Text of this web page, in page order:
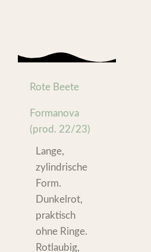
Rote Beete
Formanova
(prod. 22/23)
Lange,
zylindrische
Form.
Dunkelrot,
praktisch
ohne Ringe.
Rotlaubig,